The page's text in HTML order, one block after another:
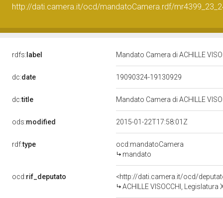
http://dati.camera.it/ocd/mandatoCamera.rdf/
rdfs: label Mandato Camera di ACHILLE
dc:date 19090324-19130929
dc:title Mandato Camera di ACHILLE
ods:modified 2015-01-22T17:58:01Z
rdf:type
ocd:mandatoCamera
mandato
ocd:rif_deputato
<http://dati.camera.it/ocd/
ACHILLE VISOCCHI, Legislatura